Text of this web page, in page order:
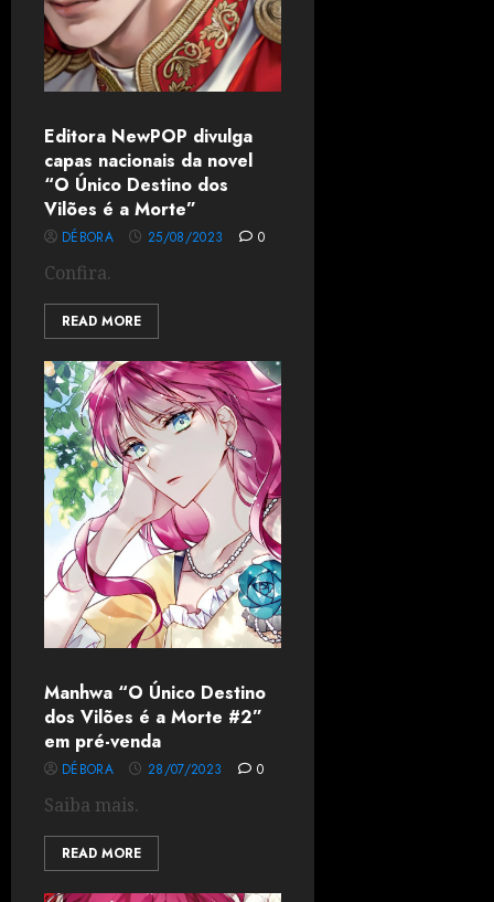
Editora NewPOP divulga
capas nacionais da novel
“O Único Destino dos
Vilões é a Morte”
DÉBORA 25/08/2023 0
Confira.
READ MORE
Manhwa “O Único Destino
dos Vilões é a Morte #2”
em pré-venda
DÉBORA 28/07/2023 0
Saiba mais.
READ MORE